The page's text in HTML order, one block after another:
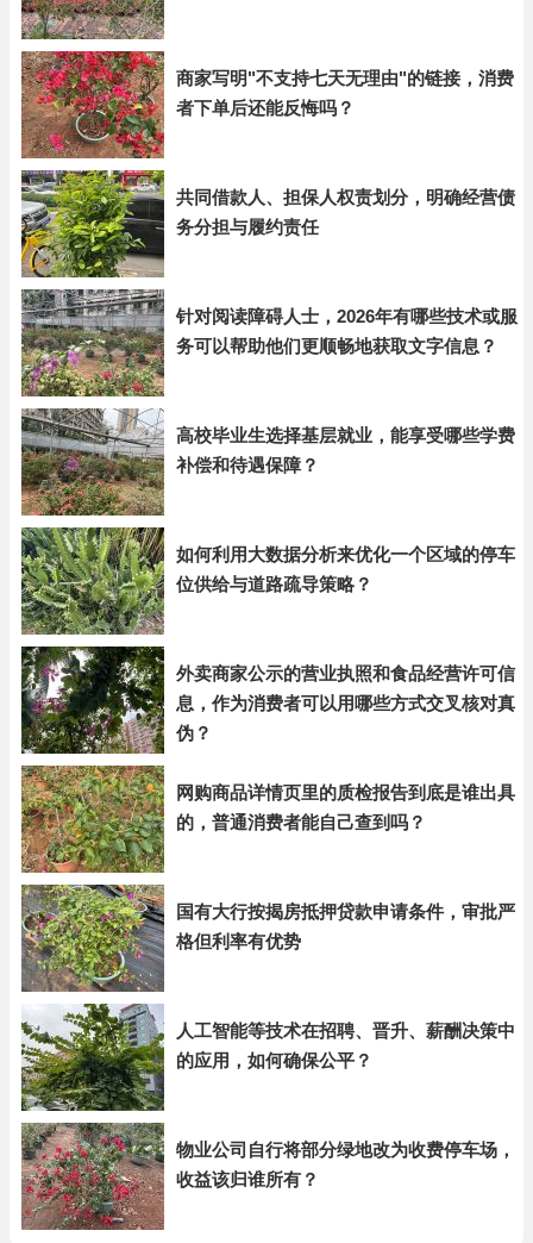
商家写明"不支持七天无理由"的链接，消费
者下单后还能反悔吗？
共同借款人、担保人权责划分，明确经营债
务分担与履约责任
针对阅读障碍人士，2026年有哪些技术或服
务可以帮助他们更顺畅地获取文字信息？
高校毕业生选择基层就业，能享受哪些学费
补偿和待遇保障？
如何利用大数据分析来优化一个区域的停车
位供给与道路疏导策略？
外卖商家公示的营业执照和食品经营许可信
息，作为消费者可以用哪些方式交叉核对真
伪？
网购商品详情页里的质检报告到底是谁出具
的，普通消费者能自己查到吗？
国有大行按揭房抵押贷款申请条件，审批严
格但利率有优势
人工智能等技术在招聘、晋升、薪酬决策中
的应用，如何确保公平？
物业公司自行将部分绿地改为收费停车场，
收益该归谁所有？